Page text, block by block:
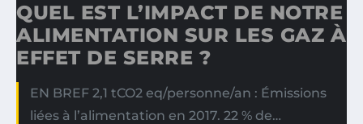
QUEL EST L’IMPACT DE NOTRE
ALIMENTATION SUR LES GAZ À
EFFET DE SERRE ?
EN BREF 2,1 tCO2 eq/personne/an : Émissions
liées à l’alimentation en 2017. 22 % de…